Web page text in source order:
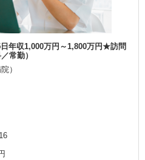
日年収1,000万円～1,800万円★訪問
常勤）
）